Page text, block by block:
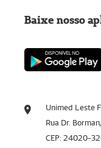
Unimed Leste
Rua Dr.
CEP: 24020-
Baixe nosso